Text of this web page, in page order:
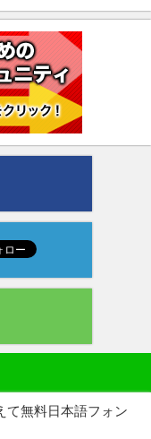
て無料日本語フォン